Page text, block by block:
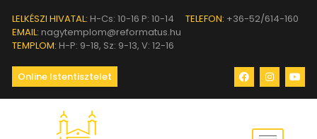
LELKÉSZI HIVATAL: H-Cs: 10-16 P: 10-14 TELEFON: +36-52/614-160
EMAIL: nagytemplom@reformatus.hu
TEMPLOM: H-P: 9-18, Sz: 9-13, V: 12-16
Online Istentisztelet